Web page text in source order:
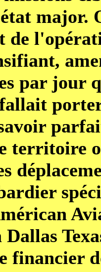
major.
de
par jour
porter
territoire
financier